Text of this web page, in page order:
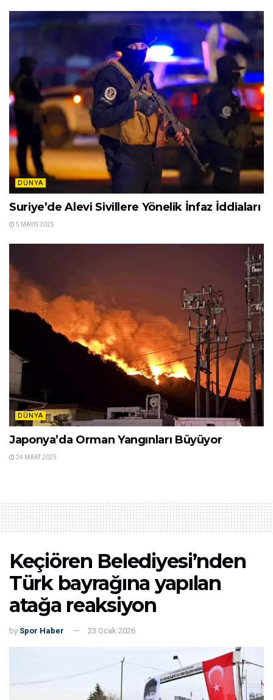
DÜNYA
Suriye’de Alevi Sivillere Yönelik İnfaz İddiaları
5 MAYIS 2025
DÜNYA
Japonya’da Orman Yangınları Büyüyor
24 MART 2025
Keçiören Belediyesi’nden
Türk bayrağına yapılan
atağa reaksiyon
by Spor Haber 23 Ocak 2026